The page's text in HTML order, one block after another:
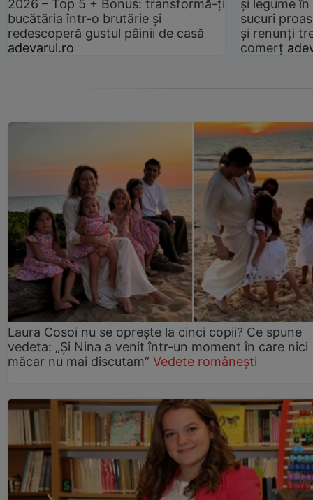
2026 – Top 5 + Bonus: transformă-ți
bucătăria într-o brutărie și
redescoperă gustul pâinii de casă
adevarul.ro
și legume
sucuri
și renunți
comerț
Laura Cosoi nu se oprește la cinci copii? Ce spune
vedeta: „Și Nina a venit într-un moment în care nici
măcar nu mai discutam” Vedete românești